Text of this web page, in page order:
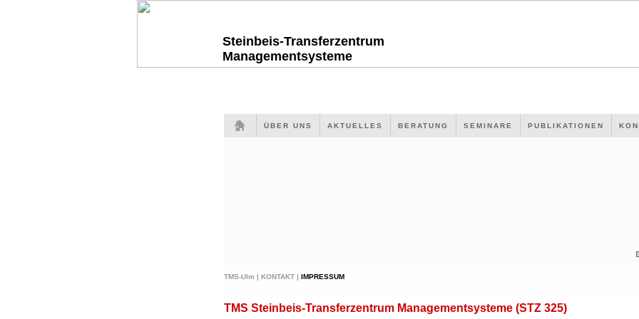
Steinbeis-Transferzentrum
Managementsysteme
ÜBER UNS AKTUELLES BERATUNG SEMINARE PUBLIKATIONEN
TMS-Ulm | KONTAKT | IMPRESSUM
TMS Steinbeis-Transferzentrum Managementsysteme (STZ 325)